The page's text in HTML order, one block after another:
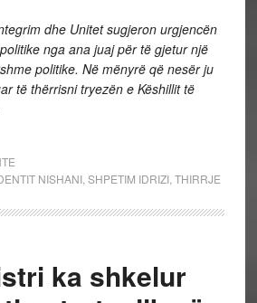
dhe Unitet sugjeron urgjencën
nga ana juaj për të gjetur një
politike. Në mënyrë që nesër ju
të thërrisni tryezën e Këshillit të
NISHANI, SHPETIM IDRIZI, THIRRJE
ka shkelur